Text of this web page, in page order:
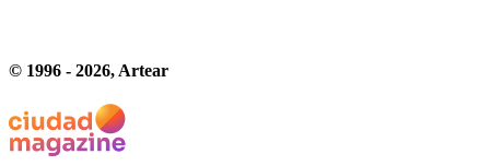
© 1996 - 2026, Artear